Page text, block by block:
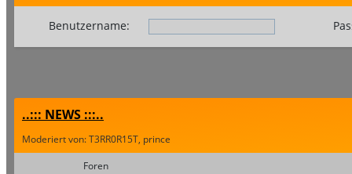
Benutzername:
..::: NEWS :::..
Moderiert von: T3RR0R15T, prince
Foren